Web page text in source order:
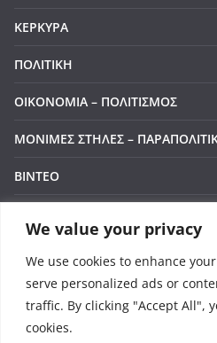
We value your privacy
We use cookies to enhance
serve personalized ads or
traffic. By clicking "Accept All",
cookies.
Manage
To provide the best experiences, we use
access device information. Consenting to
withdrawing consent, may adversely affect
ΚΕΡΚΥΡΑ
ΠΟΛΙΤΙΚΗ
ΟΙΚΟΝΟΜΙΑ – ΠΟΛΙΤΙΣΜΟΣ
ΜΟΝΙΜΕΣ ΣΤΗΛΕΣ –
ΒΙΝΤΕΟ